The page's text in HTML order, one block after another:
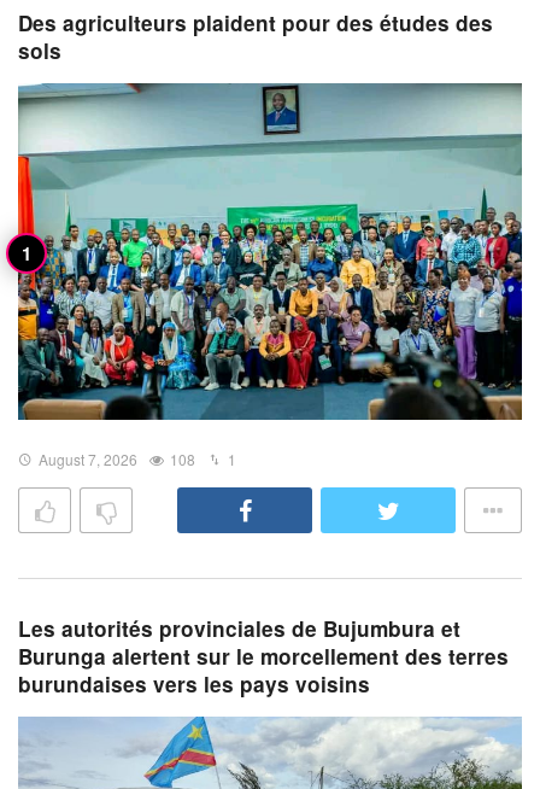
Des agriculteurs plaident pour des études des
sols
August 7, 2026 108 1
Les autorités provinciales de Bujumbura et
Burunga alertent sur le morcellement des terres
burundaises vers les pays voisins